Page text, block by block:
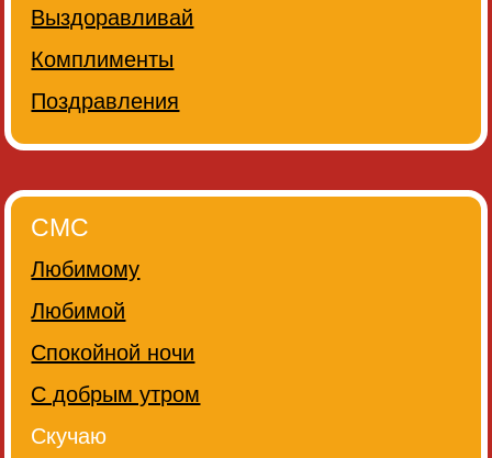
Выздоравливай
Комплименты
Поздравления
СМС
Любимому
Любимой
Спокойной ночи
С добрым утром
Скучаю